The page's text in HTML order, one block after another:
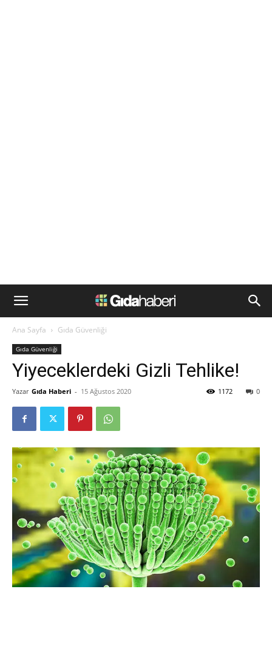
Ana Sayfa Gıda Güvenliği
Gıda Güvenliği
Yiyeceklerdeki Gizli Tehlike!
Yazar Gıda Haberi - 15 Ağustos 2020 0
1172